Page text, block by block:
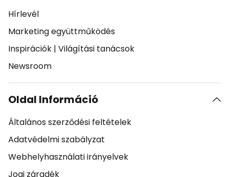
Hírlevél
Marketing együttműködés
Inspirációk | Világítási tanácsok
Newsroom
Oldal Információ
Általános szerződési feltételek
Adatvédelmi szabályzat
Webhelyhasználati irányelvek
Jogi záradék